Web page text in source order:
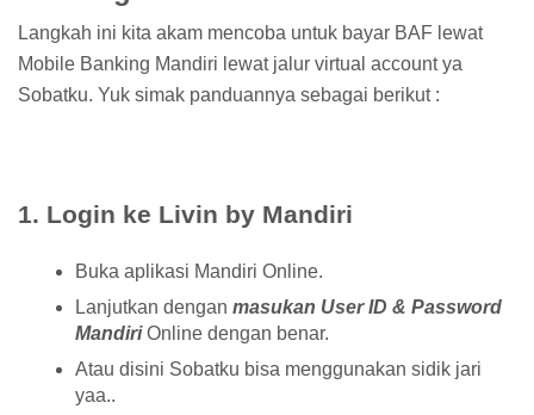
Langkah ini kita akam mencoba untuk bayar BAF lewat
Mobile Banking Mandiri lewat jalur virtual account ya
Sobatku. Yuk simak panduannya sebagai berikut :
1. Login ke Livin by Mandiri
Buka aplikasi Mandiri Online.
Lanjutkan dengan masukan User ID & Password
MandiriOnline dengan benar.
Atau disini Sobatku bisa menggunakan sidik jari
yaa..